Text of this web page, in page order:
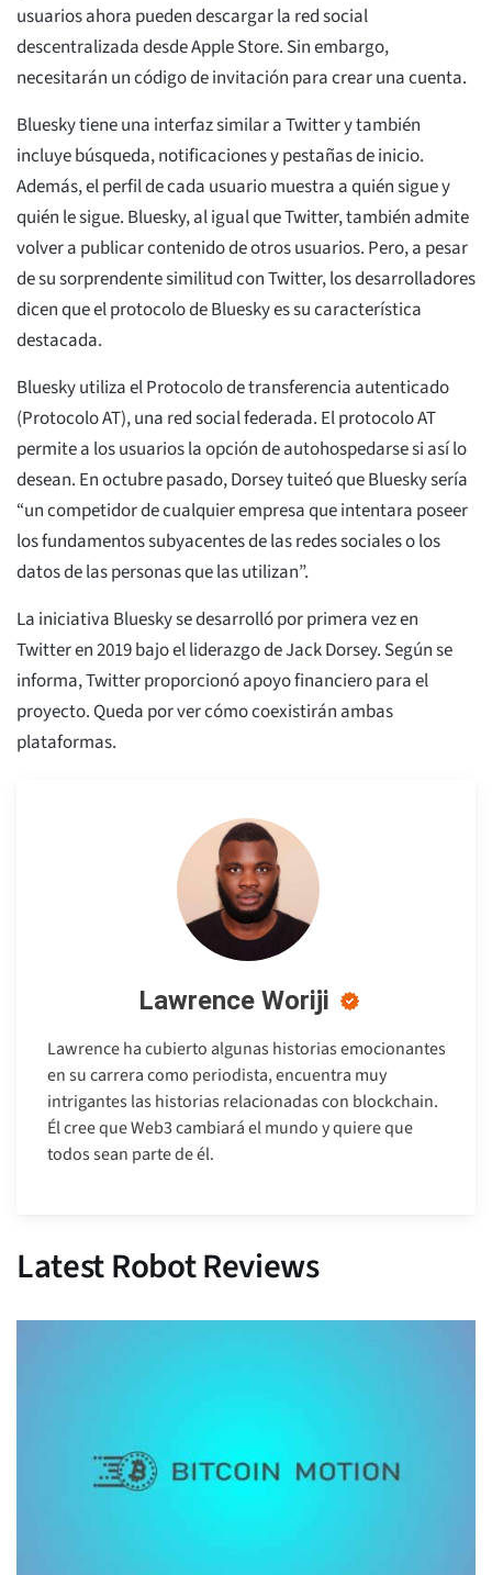
usuarios ahora pueden descargar la red social
descentralizada desde Apple Store. Sin embargo,
necesitarán un código de invitación para crear una cuenta.
Bluesky tiene una interfaz similar a Twitter y también
incluye búsqueda, notificaciones y pestañas de inicio.
Además, el perfil de cada usuario muestra a quién sigue y
quién le sigue. Bluesky, al igual que Twitter, también admite
volver a publicar contenido de otros usuarios. Pero, a pesar
de su sorprendente similitud con Twitter, los desarrolladores
dicen que el protocolo de Bluesky es su característica
destacada.
Bluesky utiliza el Protocolo de transferencia autenticado
(Protocolo AT), una red social federada. El protocolo AT
permite a los usuarios la opción de autohospedarse si así lo
desean. En octubre pasado, Dorsey tuiteó que Bluesky sería
“un competidor de cualquier empresa que intentara poseer
los fundamentos subyacentes de las redes sociales o los
datos de las personas que las utilizan”.
La iniciativa Bluesky se desarrolló por primera vez en
Twitter en 2019 bajo el liderazgo de Jack Dorsey. Según se
informa, Twitter proporcionó apoyo financiero para el
proyecto. Queda por ver cómo coexistirán ambas
plataformas.
Lawrence Woriji
Lawrence ha cubierto algunas historias emocionantes
en su carrera como periodista, encuentra muy
intrigantes las historias relacionadas con blockchain.
Él cree que Web3 cambiará el mundo y quiere que
todos sean parte de él.
Latest Robot Reviews